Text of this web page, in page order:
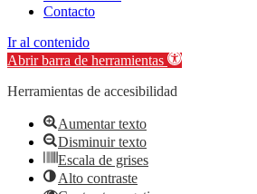
Contacto
Ir al contenido
Abrir barra de herramientas
Herramientas de accesibilidad
Aumentar texto
Disminuir texto
Escala de grises
Alto contraste